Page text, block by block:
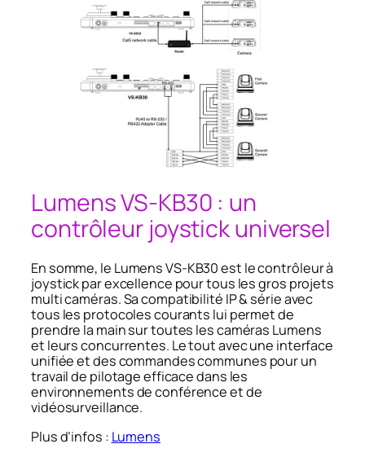
Lumens VS-KB30 : un
contrôleur joystick universel
En somme, le Lumens VS-KB30 est le contrôleur à
joystick par excellence pour tous les gros projets
multi caméras. Sa compatibilité IP & série avec
tous les protocoles courants lui permet de
prendre la main sur toutes les caméras Lumens
et leurs concurrentes. Le tout avec une interface
unifiée et des commandes communes pour un
travail de pilotage efficace dans les
environnements de conférence et de
vidéosurveillance.
Plus d’infos : Lumens